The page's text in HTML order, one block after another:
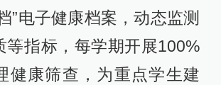
”电子健康档案，动态监测
等指标，每学期开展100%
健康筛查，为重点学生建